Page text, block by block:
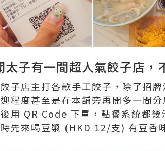
太子有一間超人氣餃子店
子店主打各款手工餃子，除了招
程度甚至是在本舖旁再開多一間分
用 QR Code 下單，點餐系統都幾
先來喝豆漿 (HKD 12/支) 有豆香